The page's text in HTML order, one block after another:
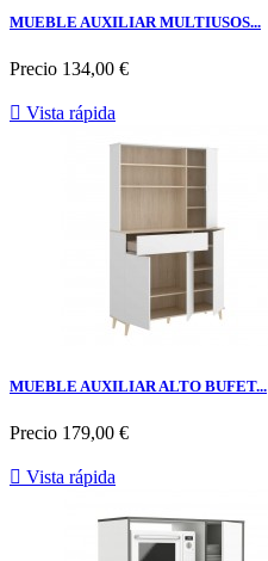
MUEBLE AUXILIAR MULTIUSOS...
Precio 134,00 €
 Vista rápida
MUEBLE AUXILIAR ALTO BUFET...
Precio 179,00 €
 Vista rápida